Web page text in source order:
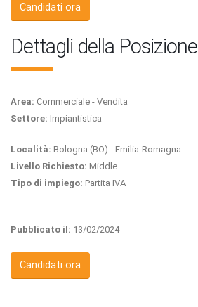
Candidati ora
Dettagli della Posizione
Area: Commerciale - Vendita
Settore: Impiantistica
Località: Bologna (BO) - Emilia-Romagna
Livello Richiesto: Middle
Tipo di impiego: Partita IVA
Pubblicato il: 13/02/2024
Candidati ora